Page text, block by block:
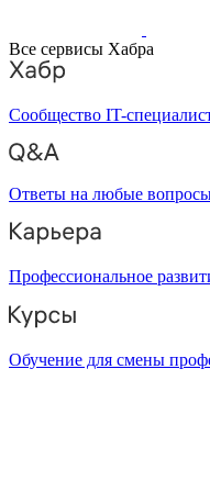
Все сервисы Хабра
Сообщество IT-
Ответы на любые
Профессиональное
Обучение для смены